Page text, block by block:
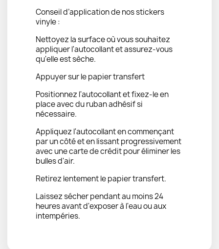
Conseil d’application de nos stickers
vinyle :
Nettoyez la surface où vous souhaitez
appliquer l'autocollant et assurez-vous
qu'elle est sèche.
Appuyer sur le papier transfert
Positionnez l'autocollant et fixez-le en
place avec du ruban adhésif si
nécessaire.
Appliquez l'autocollant en commençant
par un côté et en lissant progressivement
avec une carte de crédit pour éliminer les
bulles d'air.
Retirez lentement le papier transfert.
Laissez sécher pendant au moins 24
heures avant d'exposer à l'eau ou aux
intempéries.